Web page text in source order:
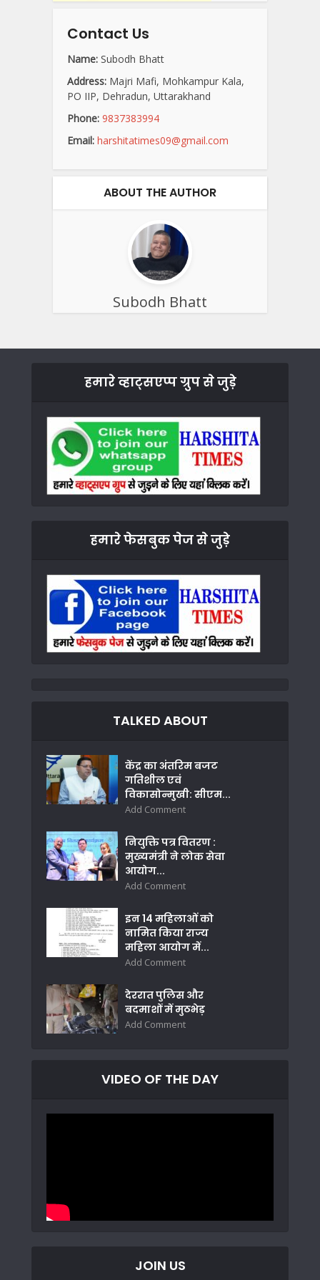
Contact Us
Name: Subodh Bhatt
Address: Majri Mafi, Mohkampur Kala,
PO IIP, Dehradun, Uttarakhand
Phone: 9837383994
Email: harshitatimes09@gmail.com
ABOUT THE AUTHOR
Subodh Bhatt
हमारे व्हाट्सएप्प ग्रुप से जुड़े
हमारे फेसबुक पेज से जुड़े
TALKED ABOUT
केंद्र का अंतरिम बजट
गतिशील एवं
विकासोन्मुखी: सीएम...
Add Comment
नियुक्ति पत्र वितरण :
मुख्यमंत्री ने लोक सेवा
आयोग...
Add Comment
इन 14 महिलाओं को
नामित किया राज्य
महिला आयोग में...
Add Comment
देररात पुलिस और
बदमाशों में मुठभेड़
Add Comment
VIDEO OF THE DAY
JOIN US